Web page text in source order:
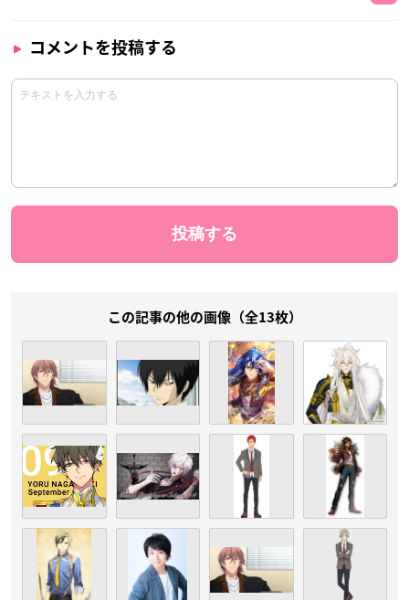
コメントを投稿する
この記事の他の画像（全13枚）